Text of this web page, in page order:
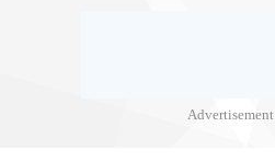
Advertisement